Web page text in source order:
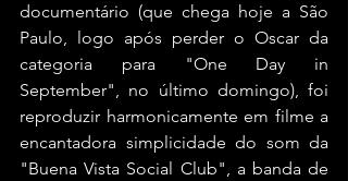
documentário (que chega hoje a São
Paulo, logo após perder o Oscar da
categoria para "One Day in
September", no último domingo), foi
reproduzir harmonicamente em filme a
encantadora simplicidade do som da
"Buena Vista Social Club", a banda de